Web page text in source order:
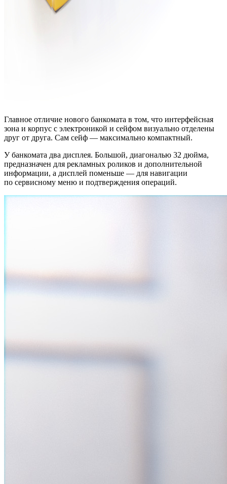
Главное отличие нового банкомата в том, что интерфейсная
зона и корпус с электроникой и сейфом визуально отделены
друг от друга. Сам сейф — максимально компактный.
У банкомата два дисплея. Большой, диагональю 32 дюйма,
предназначен для рекламных роликов и дополнительной
информации, а дисплей поменьше — для навигации
по сервисному меню и подтверждения операций.